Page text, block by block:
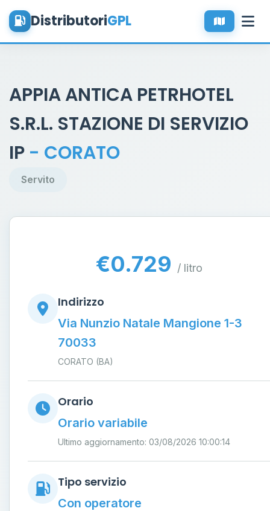
DistributoriGPL
APPIA ANTICA PETRHOTEL
S.R.L. STAZIONE DI SERVIZIO
IP - CORATO
Servito
€0.729 / litro
Indirizzo
Via Nunzio Natale Mangione 1-3
70033
CORATO (BA)
Orario
Orario variabile
Ultimo aggiornamento: 03/08/2026 10:00:14
Tipo servizio
Con operatore